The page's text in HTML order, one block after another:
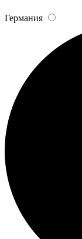
Германия